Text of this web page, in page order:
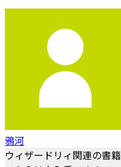
鴉河
ウィザードリィ関連の書